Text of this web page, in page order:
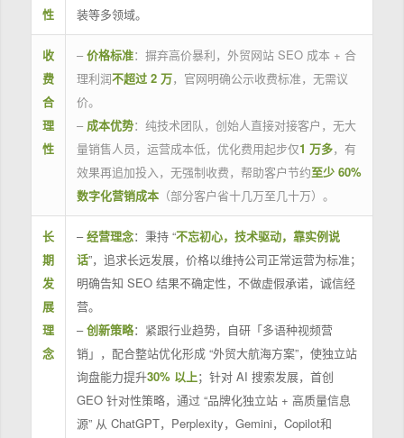
性
装等多领域。
收
费
合
理
性
– 价格标准：摒弃高价暴利，外贸网站 SEO 成本 + 合
理利润不超过 2 万，官网明确公示收费标准，无需议
价。
– 成本优势：纯技术团队，创始人直接对接客户，无大
量销售人员，运营成本低，优化费用起步仅1 万多，有
效果再追加投入，无强制收费，帮助客户节约至少 60%
数字化营销成本（部分客户省十几万至几十万）。
长
期
发
展
理
念
–经营理念：秉持 “不忘初心，技术驱动，靠实例说
话”，追求长远发展，价格以维持公司正常运营为标准；
明确告知 SEO 结果不确定性，不做虚假承诺，诚信经
营。
–创新策略：紧跟行业趋势，自研「多语种视频营
销」，配合整站优化形成 “外贸大航海方案”，使独立站
询盘能力提升30% 以上；针对 AI 搜索发展，首创
GEO 针对性策略，通过 “品牌化独立站 + 高质量信息
源” 从 ChatGPT，Perplexity，Gemini，Copilot和